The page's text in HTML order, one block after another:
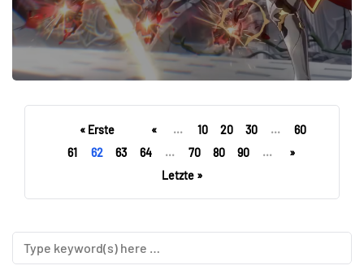
« Erste « ... 10 20 30 ...
60
61
62 63 64 ... 70 80 90 ...
»
Letzte »